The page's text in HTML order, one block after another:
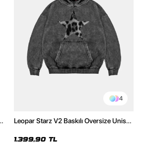
4
Leopar Starz V2 Baskılı Oversize Unisex
1.399,90 TL